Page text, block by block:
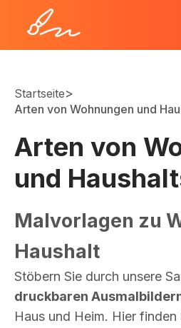
Startseite>
Arten von Wohnungen und
Arten von
und
Malvorlagen zu
Haushalt
Stöbern Sie durch unsere
druckbaren
Haus und Heim. Hier finden